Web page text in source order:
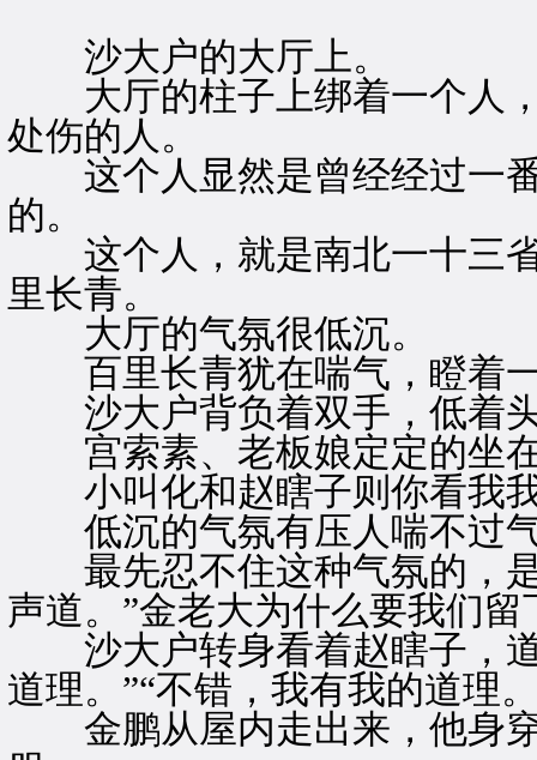
沙大户的大厅上。
大厅的柱子上绑着一个人，
处伤的人。
这个人显然是曾经经过一番
的。
这个人，就是南北一十三省
里长青。
大厅的气氛很低沉。
百里长青犹在喘气，瞪着
沙大户背负着双手，低着
宫索素、老板娘定定的坐
小叫化和赵瞎子则你看我
低沉的气氛有压人喘不过
最先忍不住这种气氛的，是
声道。”金老大为什么要我们留
沙大户转身看着赵瞎子，道
道理。”“不错，我有我的道理
金鹏从屋内走出来，他身穿